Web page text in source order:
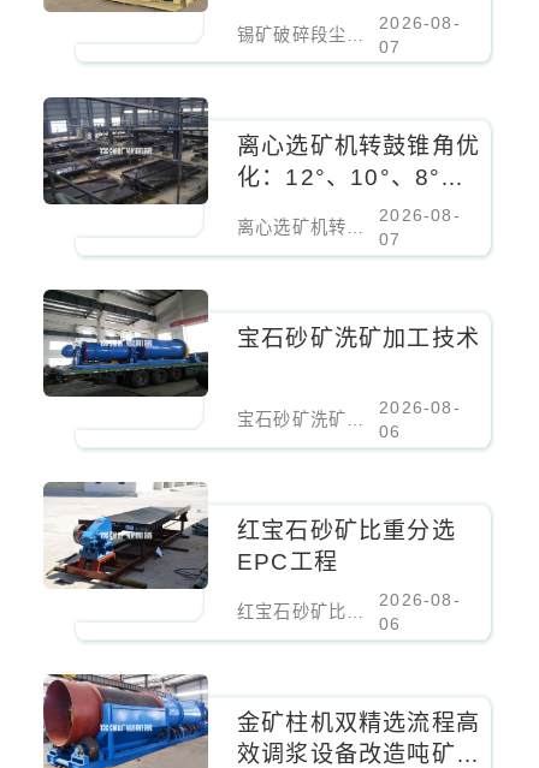
口、振动筛密闭负压除
尘
2026-08-
07
离心选矿机转鼓锥角优
化：12°、10°、8°对
细粒锡石回收率的影响
2026-08-
07
宝石砂矿洗矿加工技术
2026-08-
06
红宝石砂矿比重分选
EPC工程
2026-08-
06
金矿柱机双精选流程高
效调浆设备改造吨矿成